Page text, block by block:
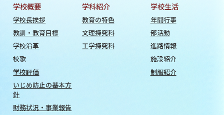
学校概要
学校長挨拶
教訓・教育目標
学校沿革
校歌
学校評価
いじめ防止の基本方
針
財務状況・事業報告
学科紹介
教育の特色
文理探究科
工学探究科
学校生活
年間行事
部活動
進路情報
施設紹介
制服紹介